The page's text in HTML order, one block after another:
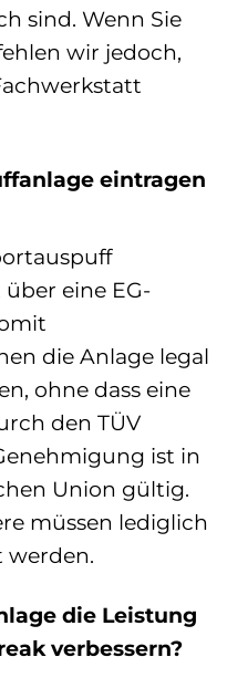
sind. Wenn Sie
wir jedoch,
eintragen
eine EG-
die Anlage legal
ohne dass eine
den TÜV
ist in
Union gültig.
müssen lediglich
die Leistung
verbessern?